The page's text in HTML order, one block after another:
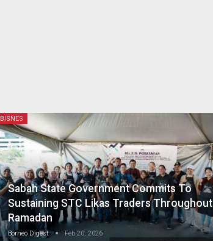
BISNES
Sabah State Government Commits To
Sustaining STC Likas Traders Throughout
Ramadan
Borneo Digest Feb 20, 2026